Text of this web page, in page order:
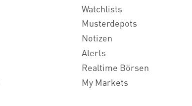
Watchlists
Musterdepots
Notizen
Alerts
Realtime Börsen
My Markets